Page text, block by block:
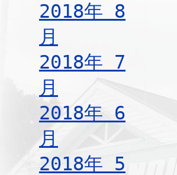
2018年 8
月
2018年 7
月
2018年 6
月
2018年 5